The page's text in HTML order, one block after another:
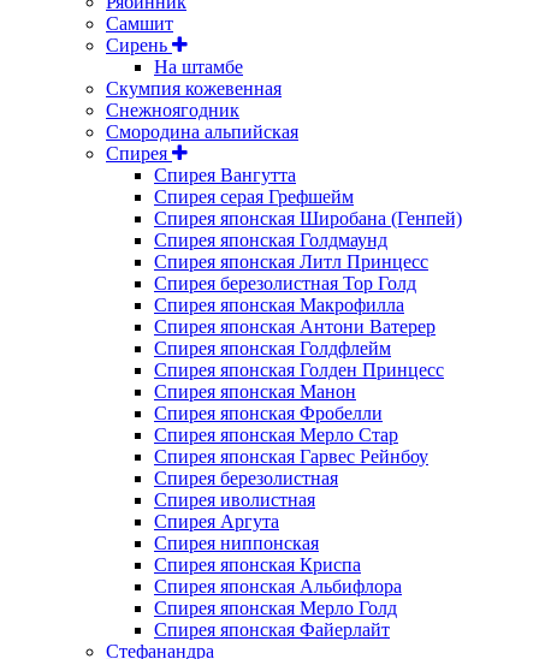
Самшит
Сирень
На штамбе
Скумпия кожевенная
Снежноягодник
Смородина альпийская
Спирея
Спирея Вангутта
Спирея серая Грефшейм
Спирея японская Широбана (Генпей)
Спирея японская Голдмаунд
Спирея японская Литл Принцесс
Спирея березолистная Тор Голд
Спирея японская Макрофилла
Спирея японская Антони Ватерер
Спирея японская Голдфлейм
Спирея японская Голден Принцесс
Спирея японская Манон
Спирея японская Фробелли
Спирея японская Мерло Стар
Спирея японская Гарвес Рейнбоу
Спирея березолистная
Спирея иволистная
Спирея Аргута
Спирея ниппонская
Спирея японская Криспа
Спирея японская Альбифлора
Спирея японская Мерло Голд
Спирея японская Файерлайт
Стефанандра